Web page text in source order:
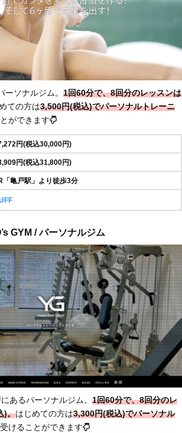
ソナルジム。 1回60分で、8回分のレッスンは
ての方は3,500円(税込)でパーソナルトレーニ
ができます
円(税込30,000円)
円(税込31,800円)
「亀戸駅」より徒歩3分
GYM / パーソナルジム
あるパーソナルジム。 1回60分で、8回分のレ
)。はじめての方は3,300円(税込)でパーソナル
けることができます